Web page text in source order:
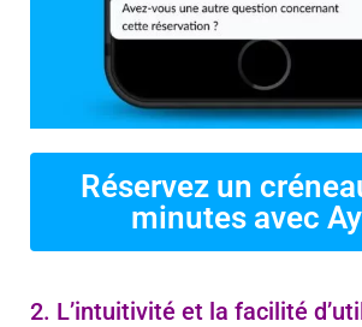
Réservez un
minutes avec
2. L’intuitivité et la facilité